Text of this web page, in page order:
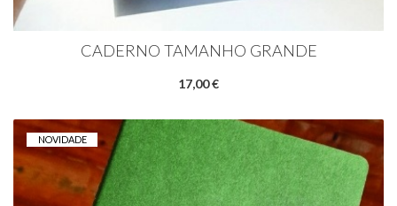
CADERNO TAMANHO GRANDE
17,00 €
NOVIDADE